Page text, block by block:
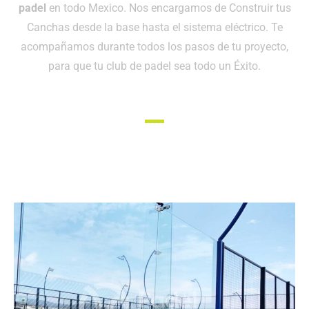
padel en todo Mexico. Nos encargamos de Construir tus
Canchas desde la base hasta el sistema eléctrico. Te
acompañamos durante todos los pasos de tu proyecto,
para que tu club de padel sea todo un Éxito.